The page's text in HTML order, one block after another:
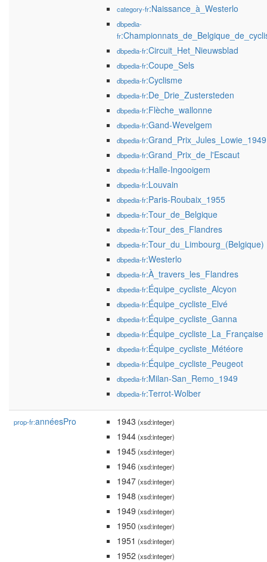
category-fr:Naissance_à_Westerlo
dbpedia-
fr
dbpedia-fr:Circuit_Het_Nieuwsblad
dbpedia-fr:Coupe_Sels
dbpedia-fr:Cyclisme
dbpedia-fr:De_Drie_Zustersteden
dbpedia-fr:Flèche_wallonne
dbpedia-fr:Gand-Wevelgem
dbpedia-fr:Grand_Prix_Jules_Lowie_1949
dbpedia-fr:Grand_Prix_de_l'Escaut
dbpedia-fr:Halle-Ingooigem
dbpedia-fr:Louvain
dbpedia-fr:Paris-Roubaix_1955
dbpedia-fr:Tour_de_Belgique
dbpedia-fr:Tour_des_Flandres
dbpedia-fr:Tour_du_Limbourg_(Belgique)
dbpedia-fr:Westerlo
dbpedia-fr:À_travers_les_Flandres
dbpedia-fr:Équipe_cycliste_Alcyon
dbpedia-fr:Équipe_cycliste_Elvé
dbpedia-fr:Équipe_cycliste_Ganna
dbpedia-fr:Équipe_cycliste_La_Française
dbpedia-fr:Équipe_cycliste_Météore
dbpedia-fr:Équipe_cycliste_Peugeot
dbpedia-fr:Milan-San_Remo_1949
dbpedia-fr:Terrot-Wolber
prop-fr:annéesPro 1943 (xsd:integer)
1944(xsd:integer)
1945(xsd:integer)
1946 (xsd:integer)
1947(xsd:integer)
1948 (xsd:integer)
1949 (xsd:integer)
1950 (xsd:integer)
1951 (xsd:integer)
1952 (xsd:integer)